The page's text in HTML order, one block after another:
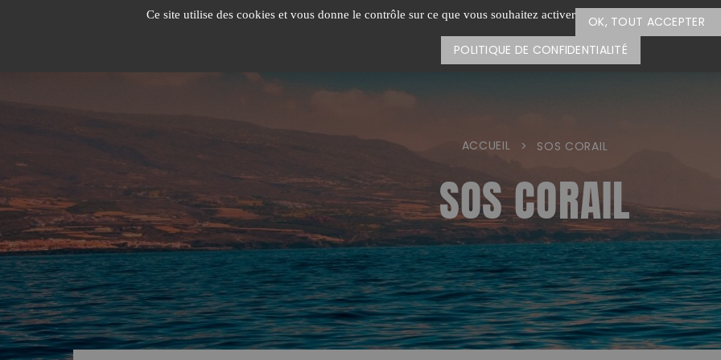
Ce site utilise des cookies et vous donne le contrôle sur ce que vous souhaitez activer OK, TOUT ACCEPTER
POLITIQUE DE CONFIDENTIALITÉ
ACCUEIL > SOS CORAIL
SOS CORAIL